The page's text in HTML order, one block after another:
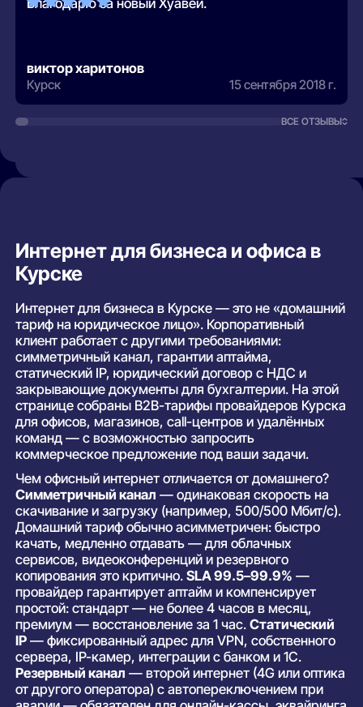
виктор харитонов
Курск 15 сентября 2018 г.
ВСЕ ОТЗЫВЫ
Интернет для бизнеса и офиса в
Курске
Интернет для бизнеса в Курске — это не «домашний
тариф на юридическое лицо». Корпоративный
клиент работает с другими требованиями:
симметричный канал, гарантии аптайма,
статический IP, юридический договор с НДС и
закрывающие документы для бухгалтерии. На этой
странице собраны B2B-тарифы провайдеров Курска
для офисов, магазинов, call-центров и удалённых
команд — с возможностью запросить
коммерческое предложение под ваши задачи.
Чем офисный интернет отличается от домашнего?
Симметричный канал — одинаковая скорость на
скачивание и загрузку (например, 500/500 Мбит/с).
Домашний тариф обычно асимметричен: быстро
качать, медленно отдавать — для облачных
сервисов, видеоконференций и резервного
копирования это критично.SLA 99.5–99.9% —
провайдер гарантирует аптайм и компенсирует
простой: стандарт — не более 4 часов в месяц,
премиум — восстановление за 1 час.Статический
IP — фиксированный адрес для VPN, собственного
сервера, IP-камер, интеграции с банком и 1С.
Резервный канал — второй интернет (4G или оптика
от другого оператора) с автопереключением при